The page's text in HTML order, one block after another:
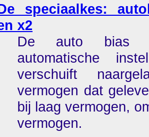
speciaalkes:
x2
De auto bias
automatische
verschuift
vermogen dat
bij laag vermogen,
vermogen.